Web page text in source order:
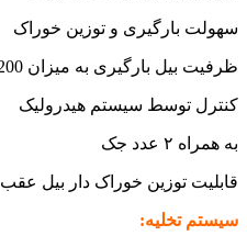
سهولت بارگیری و توزین خوراک
ظرفیت بیل بارگیری به میزان 200 کیلوگرم
کنترل توسط سیستم هیدرولیک
به همراه ۲ عدد جک
قابلیت توزین خوراک دار بیل عقب
سیستم تخليه: